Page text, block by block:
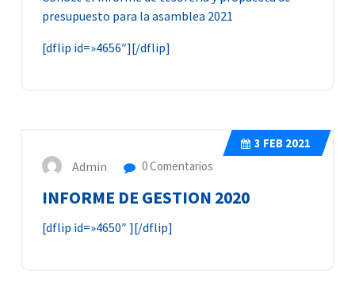
presupuesto para la asamblea 2021
[dflip id=»4656″][/dflip]
3 FEB 2021
Admin 0 Comentarios
INFORME DE GESTION 2020
[dflip id=»4650″ ][/dflip]